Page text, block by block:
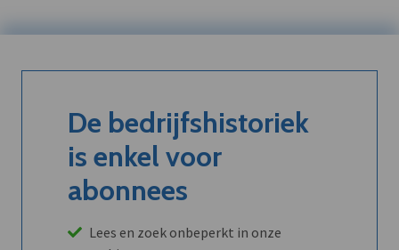
De bedrijfshistoriek
is enkel voor
abonnees
Lees en zoek onbeperkt in onze